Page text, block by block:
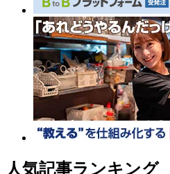
人気記事ランキング